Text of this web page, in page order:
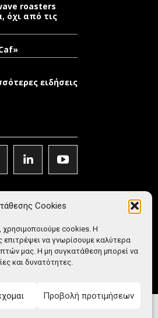
Cookies
χρησιμοποιούμε cookies. Η
να γνωρίσουμε καλύτερα
μας. Η μη συγκατάθεση μπορεί να
και δυνατότητες.
Προβολή προτιμήσεων
roasters
όχι από τις
ειδήσεις